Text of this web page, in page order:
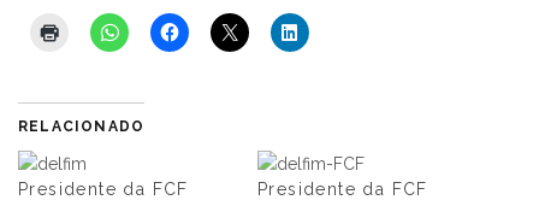
RELACIONADO
Presidente da FCF
Presidente da FCF